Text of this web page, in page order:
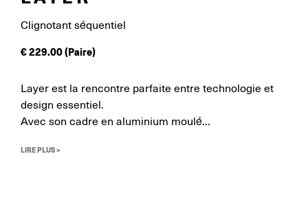
Clignotant séquentiel
€229.00(Paire)
Layer est la rencontre parfaite entre technologie et
design essentiel.
Avec son cadre en aluminium moulé...
LIRE PLUS >